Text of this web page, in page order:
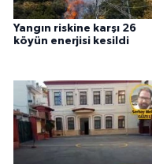
Yangın riskine karşı 26
köyün enerjisi kesildi